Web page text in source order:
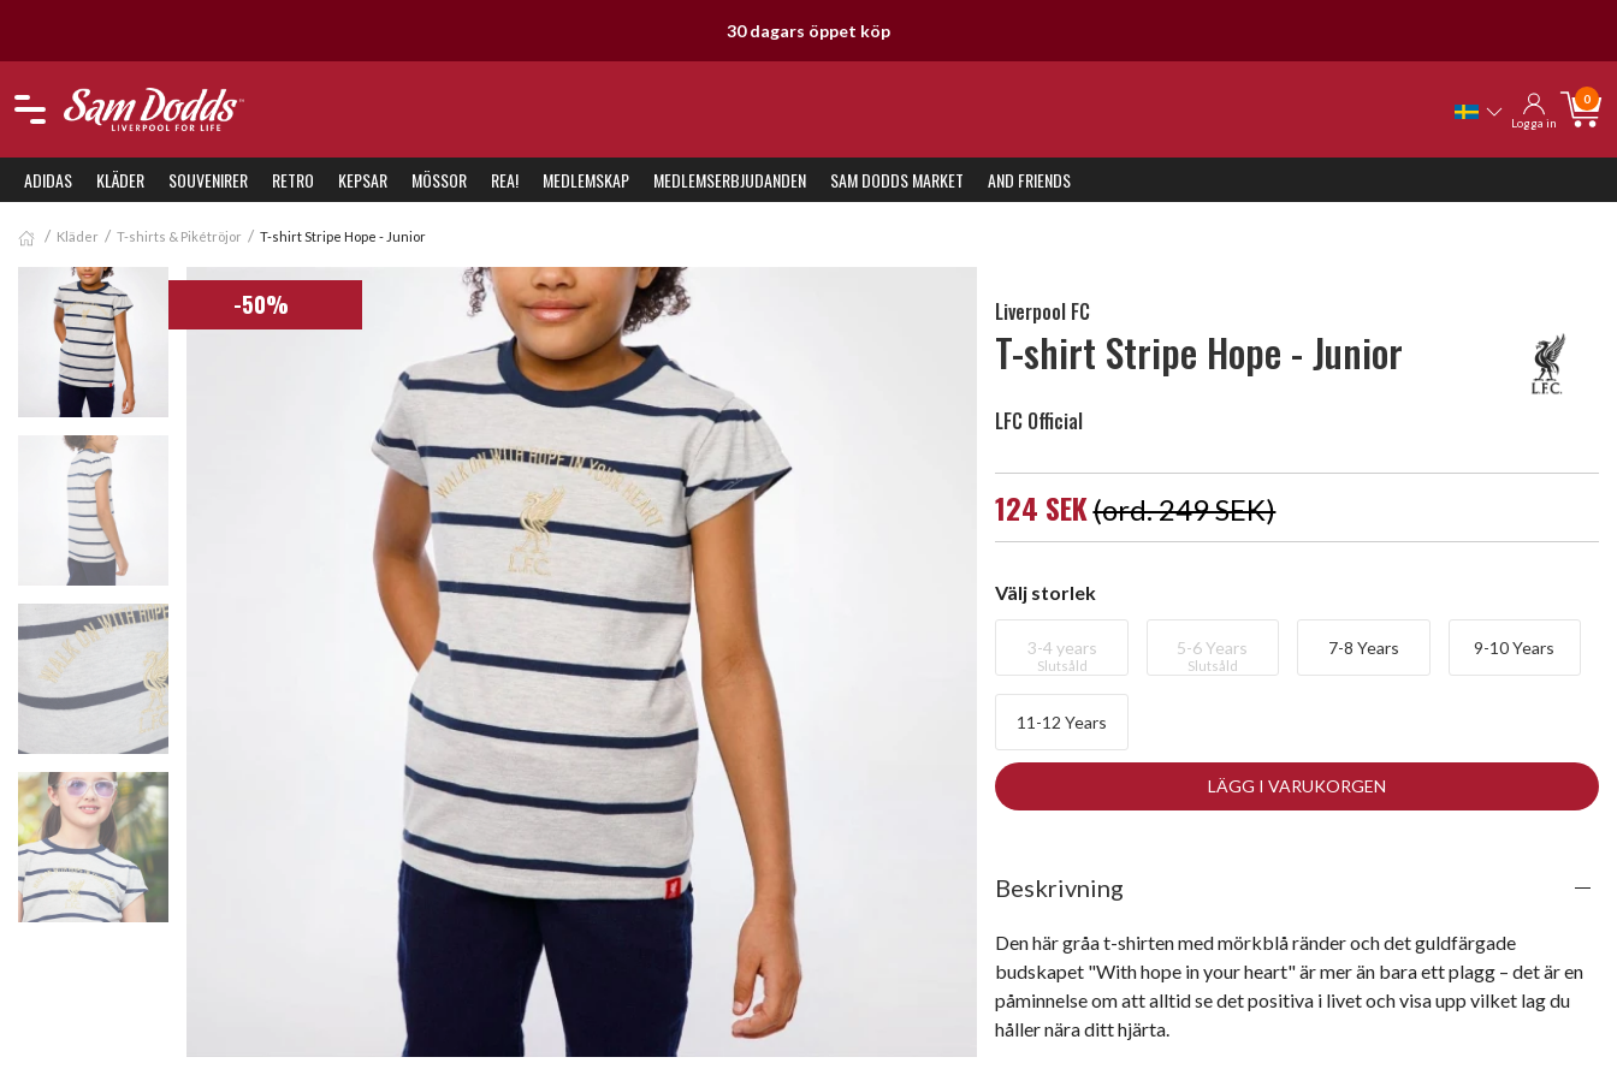
30 dagars öppet köp
Logga in
0
ADIDAS KLÄDER SOUVENIRER RETRO KEPSAR MÖSSOR REA! MEDLEMSKAP MEDLEMSERBJUDANDEN SAM DODDS MARKET AND FRIENDS
Kläder T-shirts & Pikétröjor T-shirt Stripe Hope - Junior
-50% Liverpool FC
T-shirt Stripe Hope - Junior
LFC Official
124 SEK(ord. 249 SEK)
Välj storlek
3-4 years
Slutsåld
5-6 Years
Slutsåld
7-8 Years 9-10 Years
11-12 Years
LÄGG I VARUKORGEN
Beskrivning
Den här gråa t-shirten med mörkblå ränder och det guldfärgade
budskapet "With hope in your heart" är mer än bara ett plagg – det är en
påminnelse om att alltid se det positiva i livet och visa upp vilket lag du
håller nära ditt hjärta.